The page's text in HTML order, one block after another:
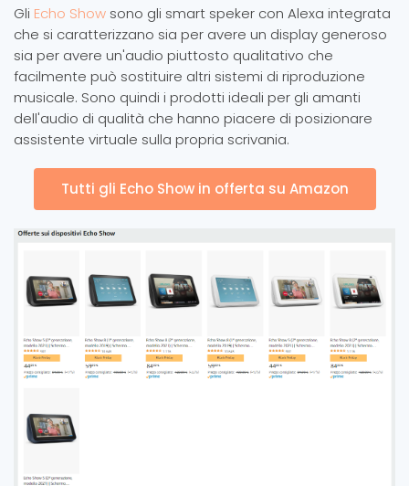
Gli Echo Show sono gli smart speker con Alexa integrata
che si caratterizzano sia per avere un display generoso
sia per avere un'audio piuttosto qualitativo che
facilmente può sostituire altri sistemi di riproduzione
musicale. Sono quindi i prodotti ideali per gli amanti
dell'audio di qualità che hanno piacere di posizionare
assistente virtuale sulla propria scrivania.
Tutti gli Echo Show in offerta su Amazon